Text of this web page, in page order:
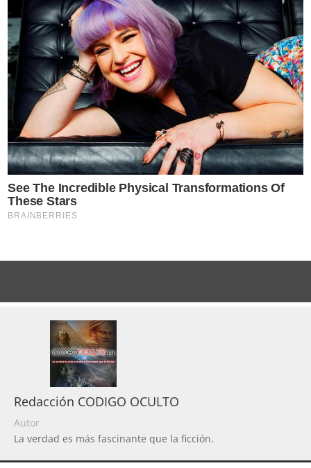
Redacción CODIGO OCULTO
Autor
La verdad es más fascinante que la ficción.